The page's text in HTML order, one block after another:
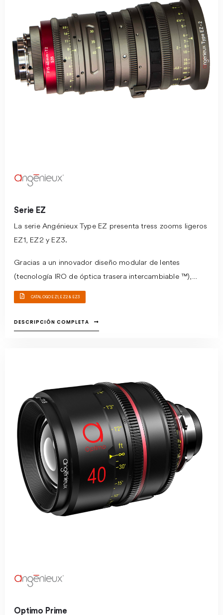
Serie EZ
La serie Angénieux Type EZ presenta tress zooms ligeros
EZ1, EZ2 y EZ3.
Gracias a un innovador diseño modular de lentes
(tecnología IRO de óptica trasera intercambiable ™),
ambas lentes permiten intercambiar el grupo de lentes
traseras entre S35 mm (diagonal de imagen de hasta 30
mm) y formato FF / VistaVision (diagonal de imagen de
hasta 46 mm).
CATALOGO EZ1, EZ2 & EZ3
DESCRIPCIÓN COMPLETA
Optimo Prime